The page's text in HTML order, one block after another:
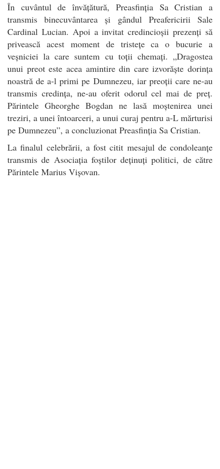
În cuvântul de învățătură, Preasfinția Sa Cristian a
transmis binecuvântarea și gândul Preafericirii Sale
Cardinal Lucian. Apoi a invitat credincioșii prezenți să
privească acest moment de tristețe ca o bucurie a
veșniciei la care suntem cu toții chemați. „Dragostea
unui preot este acea amintire din care izvorăște dorința
noastră de a-l primi pe Dumnezeu, iar preoții care ne-au
transmis credința, ne-au oferit odorul cel mai de preț.
Părintele Gheorghe Bogdan ne lasă moștenirea unei
treziri, a unei întoarceri, a unui curaj pentru a-L mărturisi
pe Dumnezeu”, a concluzionat Preasfinția Sa Cristian.
La finalul celebrării, a fost citit mesajul de condoleanțe
transmis de Asociația foștilor deținuți politici, de către
Părintele Marius Vișovan.